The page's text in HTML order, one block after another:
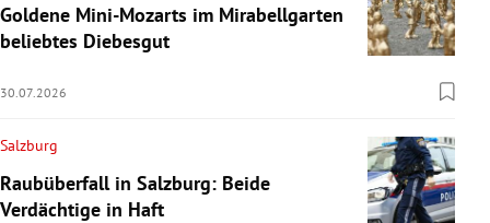
Goldene Mini-Mozarts im Mirabellgarten
beliebtes Diebesgut
30.07.2026
Salzburg
Raubüberfall in Salzburg: Beide
Verdächtige in Haft